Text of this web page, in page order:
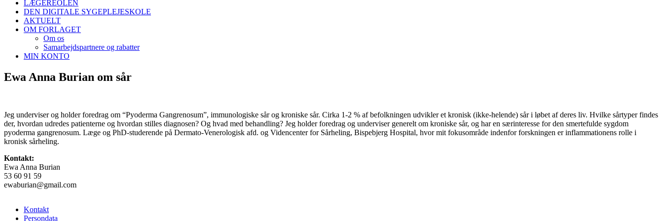
LÆGEREOLEN
DEN DIGITALE SYGEPLEJESKOLE
AKTUELT
OM FORLAGET
Om os
Samarbejdspartnere og rabatter
MIN KONTO
Ewa Anna Burian om sår
Jeg underviser og holder foredrag om “Pyoderma Gangrenosum”, immunologiske sår og kroniske sår. Cirka 1-2 % af befolkningen udvikler et kronisk (ikke-helende) sår i løbet af deres liv. Hvilke sårtyper findes
der, hvordan udredes patienterne og hvordan stilles diagnosen? Og hvad med behandling? Jeg holder foredrag og underviser generelt om kroniske sår, og har en særinteresse for den smertefulde sygdom
pyoderma gangrenosum. Læge og PhD-studerende på Dermato-Venerologisk afd. og Videncenter for Sårheling, Bispebjerg Hospital, hvor mit fokusområde indenfor forskningen er inflammationens rolle i
kronisk sårheling.
Kontakt:
Ewa Anna Burian
53 60 91 59
ewaburian@gmail.com
Kontakt
Persondata